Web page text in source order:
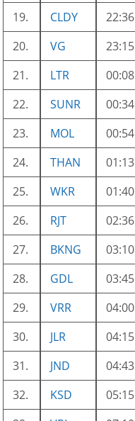
19.
CLDY 22:36
20.
VG 23:15
21.
LTR 00:08
22.
SUNR 00:34
23.
MOL 00:54
24.
THAN 01:13
25.
WKR 01:40
26.
RJT 02:36
27.
BKNG 03:10
28.
GDL 03:45
29.
VRR 04:00
30.
JLR 04:15
31.
JND 04:43
32.
KSD 05:15